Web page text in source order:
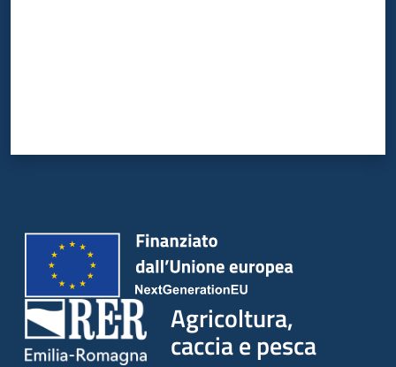
Agricoltura,
caccia e pesca